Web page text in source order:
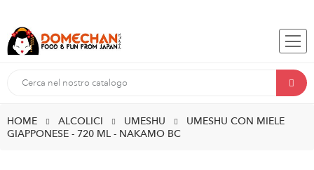
HOME ALCOLICI UMESHU
UMESHU CON MIELE
GIAPPONESE - 720 ML - NAKAMO BC